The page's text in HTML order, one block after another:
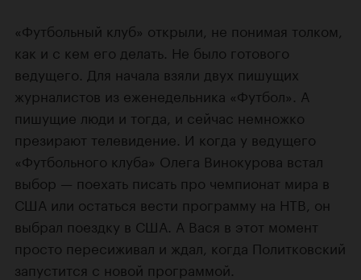
«Футбольный клуб» открыли, не понимая толком,
как и с кем его делать. Не было готового
ведущего. Для начала взяли двух пишущих
журналистов из еженедельника «Футбол». А
пишущие люди и тогда, и сейчас немножко
презирают телевидение. И когда у ведущего
«Футбольного клуба» Олега Винокурова встал
выбор — поехать писать про чемпионат мира в
США или остаться вести программу на НТВ, он
выбрал поездку в США. А Вася в этот момент
просто пересиживал и ждал, когда Политковский
запустится с новой программой.